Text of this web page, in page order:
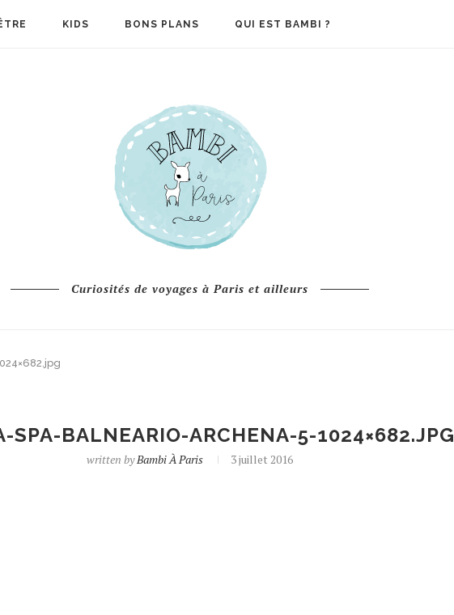
KIDS BONS PLANS QUI EST BAMBI ?
Curiosités de voyages à Paris et ailleurs
SPA-BALNEARIO-ARCHENA-5-1024×682.JPG
written byBambi À Paris 3 juillet 2016